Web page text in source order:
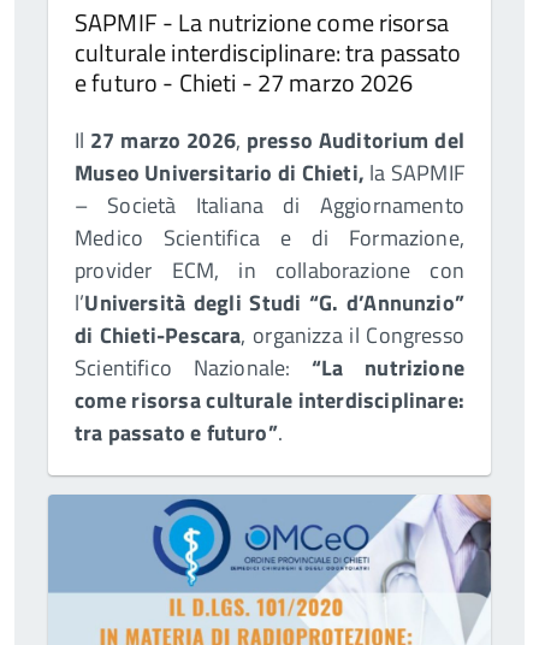
SAPMIF - La nutrizione come risorsa
culturale interdisciplinare: tra passato
e futuro - Chieti - 27 marzo 2026
Il 27 marzo 2026, presso Auditorium del
Museo Universitario di Chieti, la SAPMIF
– Società Italiana di Aggiornamento
Medico Scientifica e di Formazione,
provider ECM, in collaborazione con
l’Università degli Studi “G. d’Annunzio”
di Chieti-Pescara, organizza il Congresso
Scientifico Nazionale:“La nutrizione
come risorsa culturale interdisciplinare:
tra passato e futuro”.